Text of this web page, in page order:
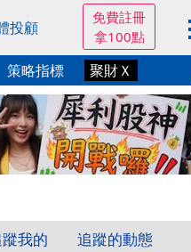
投顧
免費註冊
拿100點
策略指標 聚財Ｘ
我的 追蹤的動態